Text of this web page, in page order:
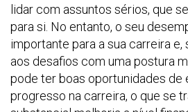
lidar com assuntos sérios, que
para si. No entanto, o seu
importante para a sua carreira
aos desafios com uma postura
pode ter boas oportunidades de
progresso na carreira, o que se